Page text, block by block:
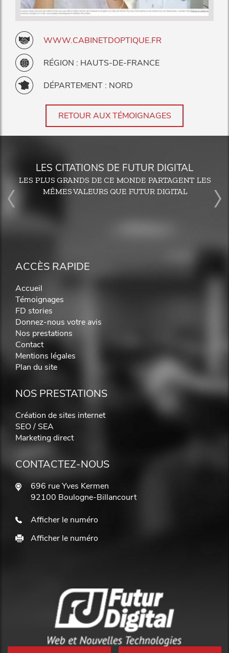
WWW.CABINETDOPTIQUE.FR
RÉGION : HAUTS-DE-FRANCE
DÉPARTEMENT : NORD
RETOUR AUX TÉMOIGNAGES
LES CITATIONS DE FUTUR DIGITAL
LES PLUS GRANDS DE CE MONDE PARTAGENT LES
MÊMES VALEURS QUE FUTUR DIGITAL
ACCÈS RAPIDE
Accueil
Témoignages
FD stories
Donnez-nous votre avis
Nos prestations
Contact
Mentions légales
Plan du site
NOS PRESTATIONS
Création de sites internet
SEO / SEA
Marketing direct
CONTACTEZ-NOUS
696 rue Yves Kermen
92100 Boulogne-Billancourt
Afficher le numéro
Afficher le numéro